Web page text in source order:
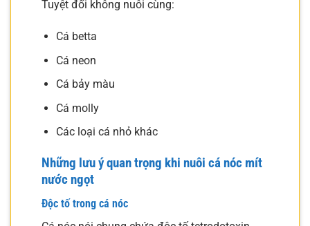
Tuyệt đối không nuôi cùng:
Cá betta
Cá neon
Cá bảy màu
Cá molly
Các loại cá nhỏ khác
Những lưu ý quan trọng khi nuôi cá nóc mít
nước ngọt
Độc tố trong cá nóc